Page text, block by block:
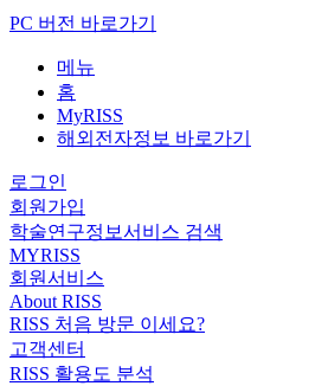
PC 버전 바로가기
메뉴
홈
MyRISS
해외전자정보 바로가기
로그인
회원가입
학술연구정보서비스 검색
MYRISS
회원서비스
About RISS
RISS 처음 방문 이세요?
고객센터
RISS 활용도 분석